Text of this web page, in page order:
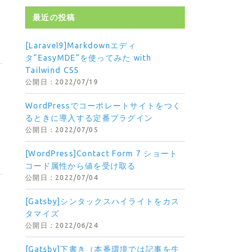
最近の投稿
[Laravel9]Markdownエディ
タ”EasyMDE”を使ってみた with
Tailwind CSS
2022/07/19
WordPressでコーポレートサイトをつく
るときに導入する定番プラグイン
2022/07/05
[WordPress]Contact Form 7 ショート
コード属性から値を受け取る
2022/07/04
[Gatsby]シンタックスハイライトをカス
タマイズ
2022/06/24
[Gatsby]下書き（本番環境では記事を生